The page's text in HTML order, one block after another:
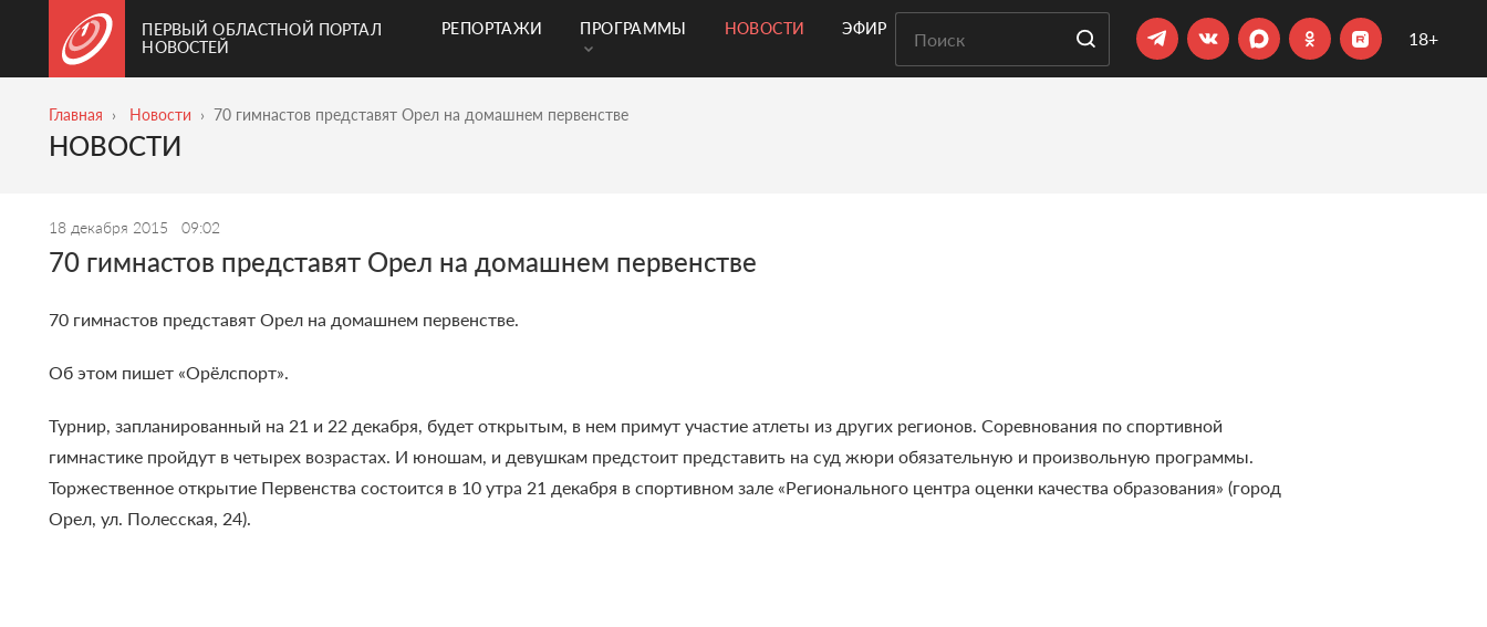
ПЕРВЫЙ ОБЛАСТНОЙ ПОРТАЛ
НОВОСТЕЙ
РЕПОРТАЖИ ПРОГРАММЫ НОВОСТИ ЭФИР 18+
Главная Новости 70 гимнастов представят Орел на домашнем первенстве
НОВОСТИ
18 декабря 2015 09:02
70 гимнастов представят Орел на домашнем первенстве
70 гимнастов представят Орел на домашнем первенстве.
Об этом пишет «Орёлспорт».
Турнир, запланированный на 21 и 22 декабря, будет открытым, в нем примут участие атлеты из других регионов. Соревнования по спортивной
гимнастике пройдут в четырех возрастах. И юношам, и девушкам предстоит представить на суд жюри обязательную и произвольную программы.
Торжественное открытие Первенства состоится в 10 утра 21 декабря в спортивном зале «Регионального центра оценки качества образования» (город
Орел, ул. Полесская, 24).